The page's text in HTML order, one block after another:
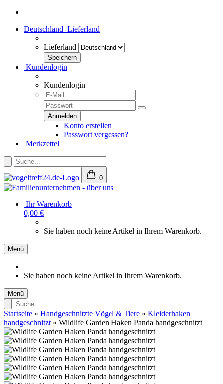
Deutschland Lieferland
Lieferland
Kundenlogin
Kundenlogin
Konto erstellen
Passwort vergessen?
Merkzettel
0
Ihr Warenkorb
0,00 €
Sie haben noch keine Artikel in Ihrem Warenkorb.
Menü
Sie haben noch keine Artikel in Ihrem Warenkorb.
Menü
Startseite » Handgeschnitzte Vögel & Tiere » Kleiderhaken
handgeschnitzt » Wildlife Garden Haken Panda handgeschnitzt